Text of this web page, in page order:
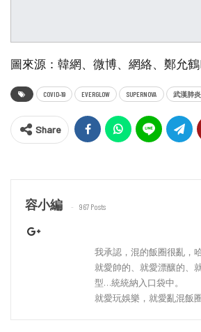
圖來源：韓網、微博、網絡、鄭允鶴
COVID-19 EVERGLOW SUPERNOVA 武漢肺炎
Share
容小編 967 Posts
我承認，混的飯圈很亂，
就愛帥的、就愛漂釀的、
型…統統納入口袋中。
就愛玩娛樂，就愛亂混飯